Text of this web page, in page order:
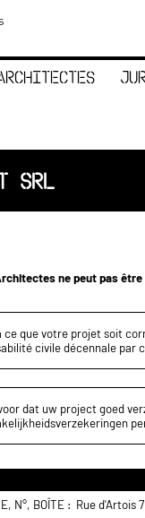
SRL
ne peut pas
ce que votre projet soit
civile décennale par
dat uw project goed
N°, BOÎTE : Rue d'Artois 7